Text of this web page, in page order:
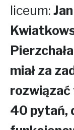
liceum:
miał za
rozwiązać
40 pytań,